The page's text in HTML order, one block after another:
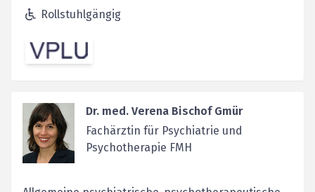
Rollstuhlgängig
Dr. med. Verena Bischof Gmür
Fachärztin für Psychiatrie und
Psychotherapie FMH